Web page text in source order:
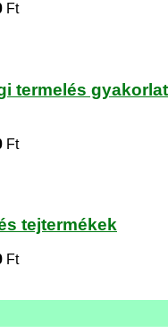
Ft
termelés
Ft
tejtermékek
Ft